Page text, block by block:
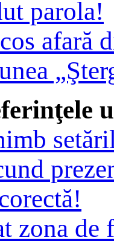
parola!
afară
zona de